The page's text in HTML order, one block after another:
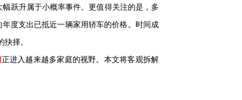
跃升属于小概率事件。更值得关注的是，多
度支出已抵近一辆家用轿车的价格。时间成
择。
正进入越来越多家庭的视野。本文将客观拆解